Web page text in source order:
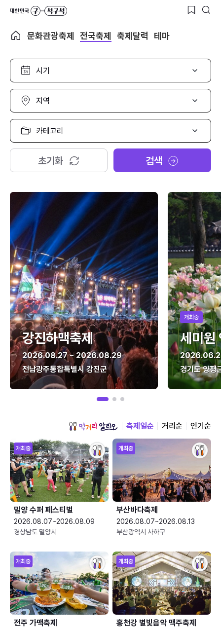
문화관광축제 전국축제 축제달력 테마
시
선
택
지
선
택
카
고
리
택
초기화 검색
강진하맥축제
2026.08.27 ~ 2026.08.29
전남광주통합특별시 강진군
개최중
세미원
경기도 양평
축제일순 거리순 인기순
개최중
밀양 수퍼 페스티벌
2026.08.07~2026.08.09
경상남도 밀양시
개최중
부산바다축제
2026.08.07~2026.08.13
부산광역시 사하구
개최중
전주 가맥축제
개최중
홍천강 별빛음악 맥주축제